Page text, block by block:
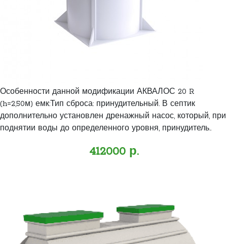
Особенности данной модификации АКВАЛОС 20 R
(h=2,50м) емк:Тип сброса: принудительный. В септик
дополнительно установлен дренажный насос, который, при
поднятии воды до определенного уровня, принудитель..
412000 р.